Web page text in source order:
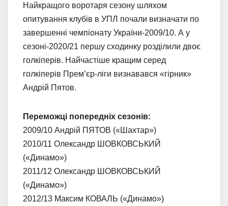
Найкращого воротаря сезону шляхом
опитування клубів в УПЛ почали визначати по
завершенні чемпіонату України-2009/10. А у
сезоні-2020/21 першу сходинку розділили двоє
голкіперів. Найчастіше кращим серед
голкіперів Прем’єр-ліги визнавався «гірник»
Андрій Пятов.
Переможці попередніх сезонів:
2009/10 Андрій ПЯТОВ («Шахтар»)
2010/11 Олександр ШОВКОВСЬКИЙ
(«Динамо»)
2011/12 Олександр ШОВКОВСЬКИЙ
(«Динамо»)
2012/13 Максим КОВАЛЬ («Динамо»)